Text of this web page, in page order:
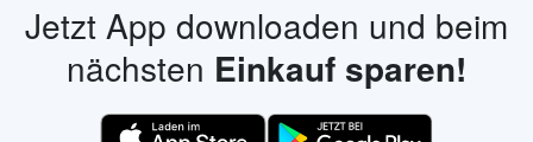
Jetzt App downloaden und beim
nächsten Einkauf sparen!